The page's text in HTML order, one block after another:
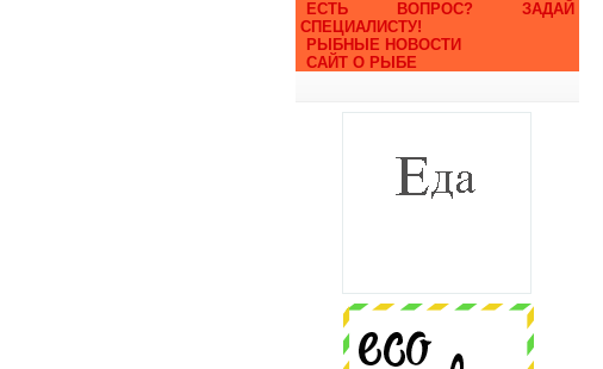
ЕСТЬ ВОПРОС? ЗАДАЙ
СПЕЦИАЛИСТУ!
РЫБНЫЕ НОВОСТИ
САЙТ О РЫБЕ